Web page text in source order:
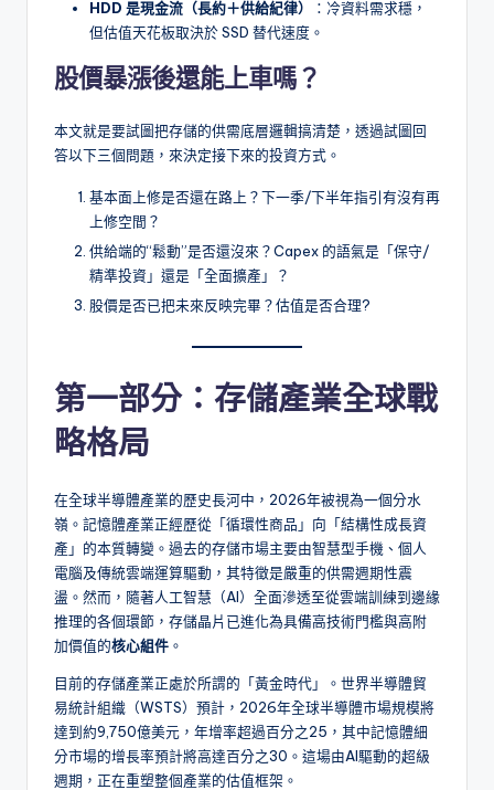
HDD 是現金流（長約＋供給紀律）
：冷資料需求穩，
但估值天花板取決於 SSD 替代速度。
股價暴漲後還能上車嗎？
本文就是要試圖把存儲的供需底層邏輯搞清楚，透過試圖回
答以下三個問題，來決定接下來的投資方式。
基本面上修是否還在路上？下一季/下半年指引有沒有再
上修空間？
供給端的“鬆動”是否還沒來？Capex 的語氣是「保守/
精準投資」還是「全面擴產」？
股價是否已把未來反映完畢？估值是否合理?
第一部分：存儲產業全球戰
略格局
在全球半導體產業的歷史長河中，2026年被視為一個分水
嶺。記憶體產業正經歷從「循環性商品」向「結構性成長資
產」的本質轉變。過去的存儲市場主要由智慧型手機、個人
電腦及傳統雲端運算驅動，其特徵是嚴重的供需週期性震
盪。然而，隨著人工智慧（AI）全面滲透至從雲端訓練到邊緣
推理的各個環節，存儲晶片已進化為具備高技術門檻與高附
加價值的核心組件 。
目前的存儲產業正處於所謂的「黃金時代」。世界半導體貿
易統計組織（WSTS）預計，2026年全球半導體市場規模將
達到約9,750億美元，年增率超過百分之25，其中記憶體細
分市場的增長率預計將高達百分之30。這場由AI驅動的超級
週期，正在重塑整個產業的估值框架。